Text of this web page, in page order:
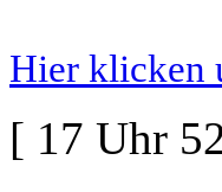
Hier klicken
[ 17 Uhr